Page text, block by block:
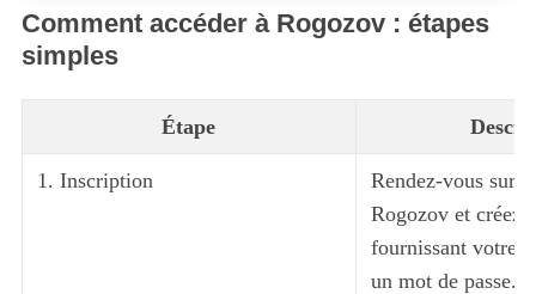
Comment accéder à Rogozov : étapes
simples
Étape
1. Inscription
Rendez-vous sur
Rogozov et créez
fournissant votre
un mot de passe.